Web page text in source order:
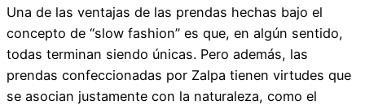
Una de las ventajas de las prendas hechas bajo el
concepto de “slow fashion” es que, en algún sentido,
todas terminan siendo únicas. Pero además, las
prendas confeccionadas por Zalpa tienen virtudes que
se asocian justamente con la naturaleza, como el